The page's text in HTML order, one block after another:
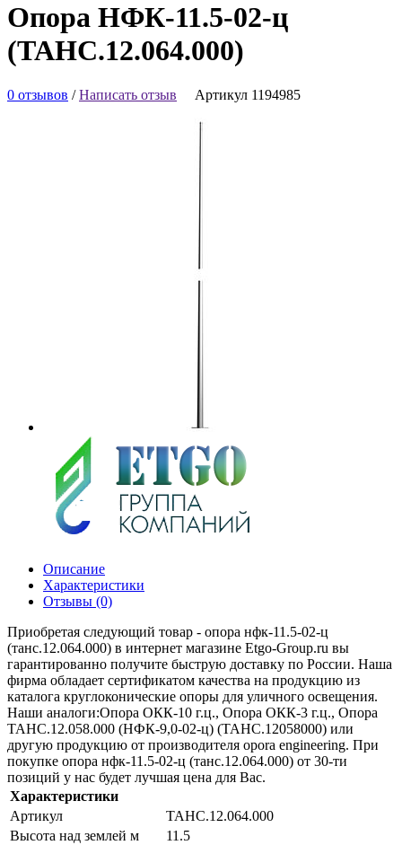
Опора НФК-11.5-02-ц
(ТАНС.12.064.000)
0 отзывов /Написать отзыв Артикул 1194985
Описание
Характеристики
Отзывы (0)
Приобретая следующий товар - опора нфк-11.5-02-ц
(танс.12.064.000) в интернет магазине Etgo-Group.ru вы
гарантированно получите быструю доставку по России. Наша
фирма обладает сертификатом качества на продукцию из
каталога круглоконические опоры для уличного освещения.
Наши аналоги:Опора ОКК-10 г.ц., Опора ОКК-3 г.ц., Опора
ТАНС.12.058.000 (НФК-9,0-02-ц) (ТАНС.12058000) или
другую продукцию от производителя opora engineering. При
покупке опора нфк-11.5-02-ц (танс.12.064.000) от 30-ти
позиций у нас будет лучшая цена для Вас.
Характеристики
Артикул
ТАНС.12.064.000
Высота над землей м
11.5